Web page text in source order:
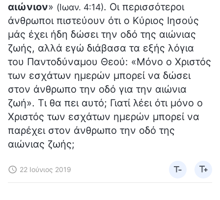
αιώνιον» (Ιωαν. 4:14). Οι περισσότεροι
άνθρωποι πιστεύουν ότι ο Κύριος Ιησούς
μάς έχει ήδη δώσει την οδό της αιώνιας
ζωής, αλλά εγώ διάβασα τα εξής λόγια
του Παντοδύναμου Θεού: «Μόνο ο Χριστός
των εσχάτων ημερών μπορεί να δώσει
στον άνθρωπο την οδό για την αιώνια
ζωή». Τι θα πει αυτό; Γιατί λέει ότι μόνο ο
Χριστός των εσχάτων ημερών μπορεί να
παρέχει στον άνθρωπο την οδό της
αιώνιας ζωής;
22 Ιούνιος 2019